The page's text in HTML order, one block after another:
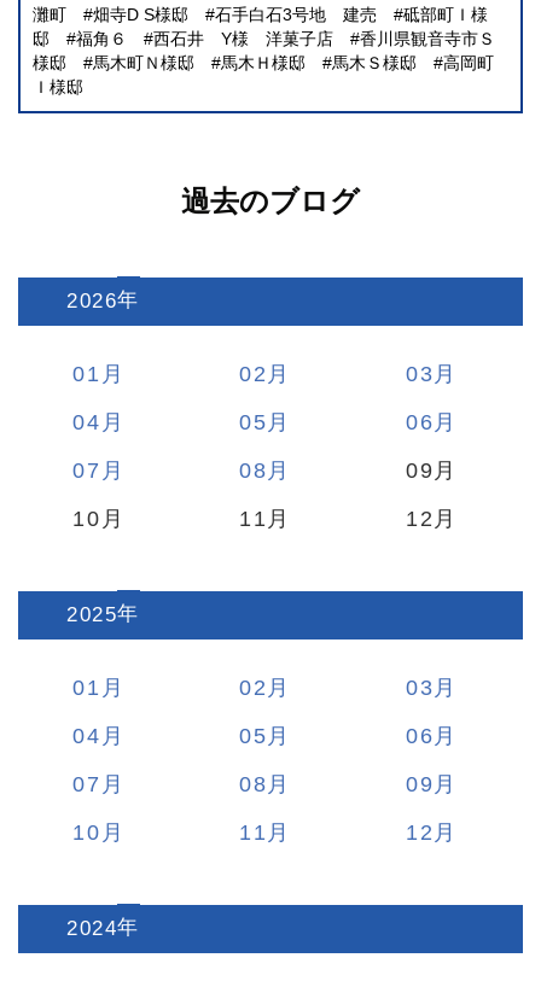
灘町 畑寺D S様邸 石手白石3号地 建売
砥部町Ｉ様
邸
福角６ 西石井 Y様 洋菓子店
香川県観音寺市Ｓ
様邸
馬木町Ｎ様邸 馬木Ｈ様邸 馬木Ｓ様邸
高岡町
Ｉ様邸
過去のブログ
2026:
01 02
03
04
05
06
07
08
09
10
11 12
2025:
01 02
03
04
05
06
07
08
09
10
11 12
2024: